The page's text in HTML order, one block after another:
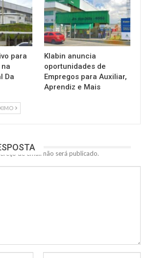
para
Da
Klabin anuncia
oportunidades de
Empregos para Auxiliar,
Aprendiz e Mais
de email não será publicado.